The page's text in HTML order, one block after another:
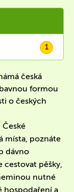
1
česká
formou
o českých
místa, poznáte
dávno
cestovat pěšky,
nutné
hospodaření a